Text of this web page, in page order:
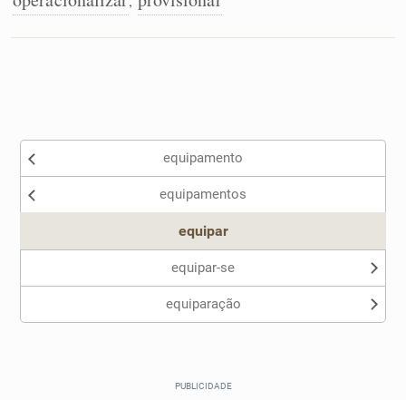
equipamento
equipamentos
equipar
equipar-se
equiparação